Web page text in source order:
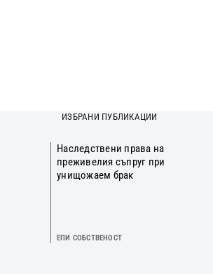
ИЗБРАНИ ПУБЛИКАЦИИ
Наследствени права на
преживелия съпруг при
унищожаем брак
ЕПИ СОБСТВЕНОСТ